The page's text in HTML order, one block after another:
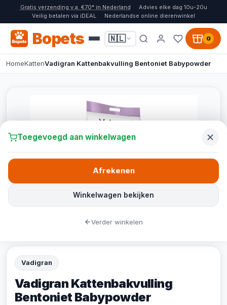
Gratis verzending v.a. €70* in Nederland
Advies elke dag 10u-20u
Veilig betalen via iDEAL
Nederlandse online dierenwinkel
Bopets 🇳🇱 0
HomeKattenVadigran Kattenbakvulling Bentoniet Babypowder
Vadigran
Vadigran Kattenbakvulling
Bentoniet Babypowder
Toegevoegd aan winkelwagen
Winkelwagen bekijken
Afrekenen
Verder winkelen